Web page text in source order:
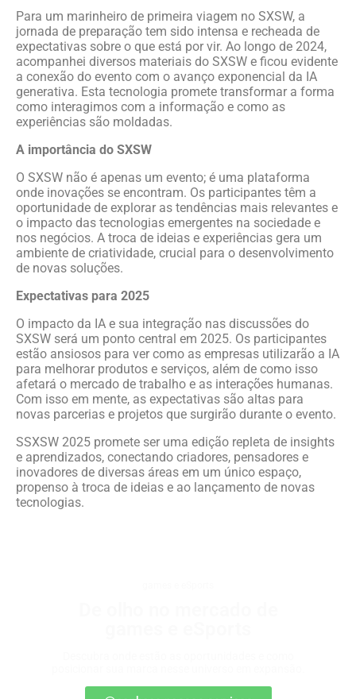
Para um marinheiro de primeira viagem no SXSW, a
jornada de preparação tem sido intensa e recheada de
expectativas sobre o que está por vir. Ao longo de 2024,
acompanhei diversos materiais do SXSW e ficou evidente
a conexão do evento com o avanço exponencial da IA
generativa. Esta tecnologia promete transformar a forma
como interagimos com a informação e como as
experiências são moldadas.
A importância do SXSW
O SXSW não é apenas um evento; é uma plataforma
onde inovações se encontram. Os participantes têm a
oportunidade de explorar as tendências mais relevantes e
o impacto das tecnologias emergentes na sociedade e
nos negócios. A troca de ideias e experiências gera um
ambiente de criatividade, crucial para o desenvolvimento
de novas soluções.
Expectativas para 2025
O impacto da IA e sua integração nas discussões do
SXSW será um ponto central em 2025. Os participantes
estão ansiosos para ver como as empresas utilizarão a IA
para melhorar produtos e serviços, além de como isso
afetará o mercado de trabalho e as interações humanas.
Com isso em mente, as expectativas são altas para
novas parcerias e projetos que surgirão durante o evento.
SSXSW 2025 promete ser uma edição repleta de insights
e aprendizados, conectando criadores, pensadores e
inovadores de diversas áreas em um único espaço,
propenso à troca de ideias e ao lançamento de novas
tecnologias.